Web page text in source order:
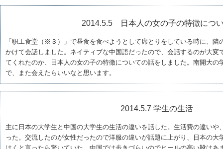
2014.5.5 日本人の女の子の特徴につ
「职工食堂（※３）」で昼食を食べようとして席とりをしている時に、隣
かけて会話しました。ネイティブな中国語だったので、会話するのが大変
てくれたのか、日本人の女の子の特徴についての話をしました。南開大の
で、また会えたらいいなと思います。
2014.5.7 学生の生活
主に日本の大学生と中国の大学生の生活の違いを話した。生活費の違いや
った。交流したのが女性だったので洋服の違いが話題に上がり、日本の大